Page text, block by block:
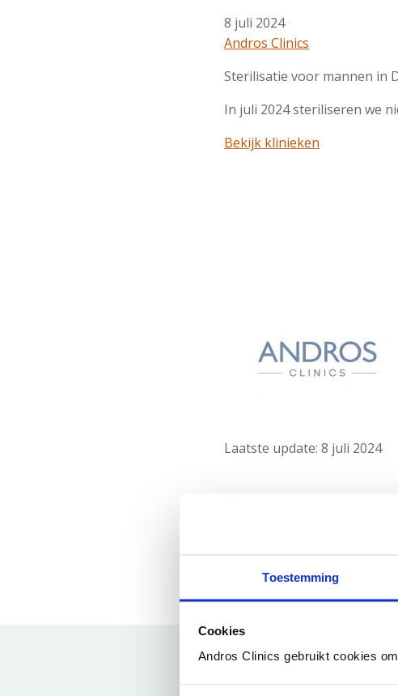
Toestemming
Cookies
Andros Clinics gebruikt cookies
8 juli 2024
Andros Clinics
Sterilisatie voor mannen in
In juli 2024 steriliseren we
Bekijk klinieken
Laatste update: 8 juli 2024
Delen via de Mail